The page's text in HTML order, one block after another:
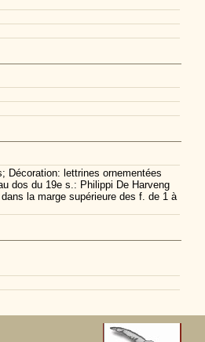
Décoration: lettrines ornementées
dos du 19e s.: Philippi De Harveng
la marge supérieure des f. de 1 à